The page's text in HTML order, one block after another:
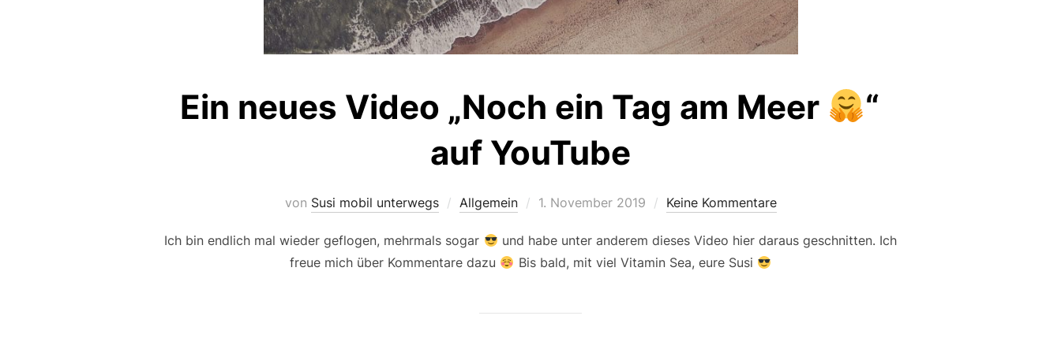
Ein neues Video „Noch ein Tag am Meer
“
auf YouTube
von Susi mobil unterwegs Allgemein
Veröffentlicht
1. November 2019 Keine Kommentare
Ich bin endlich mal wieder geflogen, mehrmals sogar
und habe unter anderem dieses Video hier daraus geschnitten. Ich
freue mich über Kommentare dazu
Bis bald, mit viel Vitamin Sea, eure Susi